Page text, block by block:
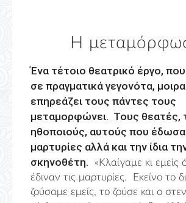
Η
Ένα τέτοιο θεατρικό έργο, που βασίζεται
σε πραγματικά γεγονότα,
επηρεάζει τους πάντες τους
μεταμορφώνει. Τους θεατές,
ηθοποιούς, αυτούς που
μαρτυρίες αλλά και την ίδια
σκηνοθέτη. «Κλαίγαμε κι εμείς
έδιναν τις μαρτυρίες. Εκείνο το
ζούσαμε εμείς, το ζούσε και ο